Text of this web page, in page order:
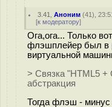
3.41 ,Аноним (41),
[к модератору]
Ога,ога... Только
флэшплейер был в
виртуальной
> Связка "HTML5 +
абстракция
Тогда флэш - минус